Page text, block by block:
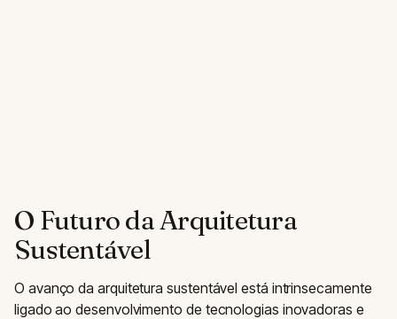
O Futuro da Arquitetura
Sustentável
O avanço da arquitetura sustentável está intrinsecamente
ligado ao desenvolvimento de tecnologias inovadoras e